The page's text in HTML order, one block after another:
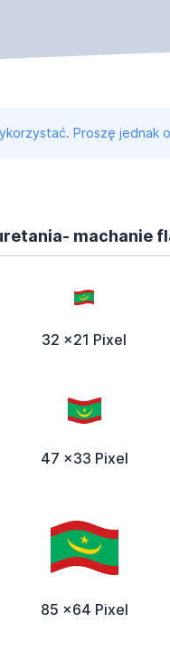
Proszę jednak
machanie
32 x21 Pixel
47 x33 Pixel
85 x64 Pixel